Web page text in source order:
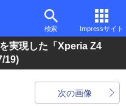
検索 Impressサイト
実現した「Xperia Z4
19)
次の画像